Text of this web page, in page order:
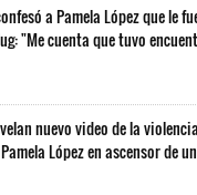
a Pamela López que le
"Me cuenta que tuvo
nuevo video de la
López en ascensor de un